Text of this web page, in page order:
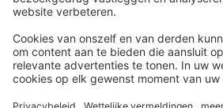
Volg Ons